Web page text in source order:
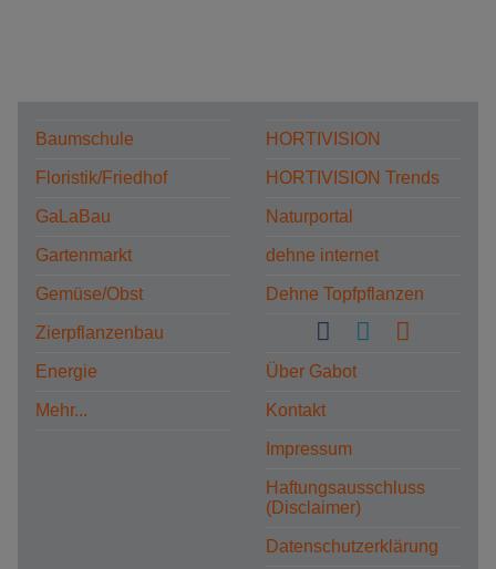
Baumschule
Floristik/Friedhof
GaLaBau
Gartenmarkt
Gemüse/Obst
Zierpflanzenbau
Energie
Mehr...
HORTIVISION
HORTIVISION Trends
Naturportal
dehne internet
Dehne Topfpflanzen
Über Gabot
Kontakt
Impressum
Haftungsausschluss
(Disclaimer)
Datenschutzerklärung